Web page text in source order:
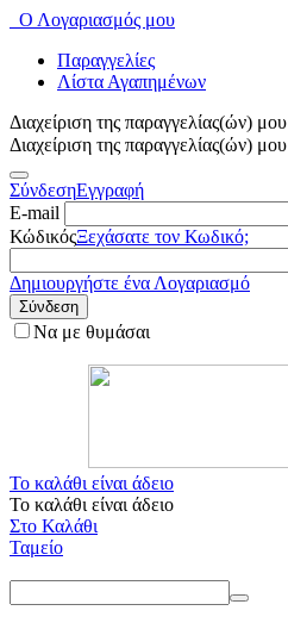
Ο Λογαριασμός μου
Παραγγελίες
Λίστα Αγαπημένων
Διαχείριση της παραγγελίας(ών) μου
Διαχείριση της παραγγελίας(ών) μου
ΣύνδεσηΕγγραφή
E-mail
ΚώδικόςΞεχάσατε τον Κωδικό;
Δημιουργήστε ένα Λογαριασμό
Σύνδεση
Να με θυμάσαι
Το καλάθι είναι άδειο
Το καλάθι είναι άδειο
Στο Καλάθι
Ταμείο